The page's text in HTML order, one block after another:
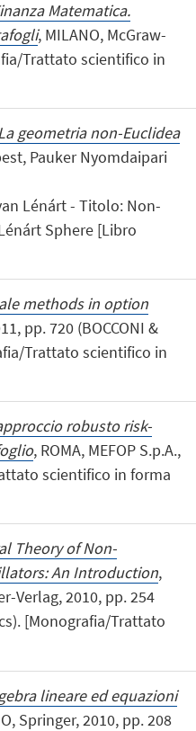
Matematica.
, MILANO, McGraw-
Trattato scientifico in
geometria non-Euclidea
Pauker Nyomdaipari
Lénárt - Titolo: Non-
Sphere [Libro
methods in option
pp. 720 (BOCCONI &
Trattato scientifico in
robusto risk-
, ROMA, MEFOP S.p.A.,
scientifico in forma
Theory of Non-
An Introduction,
Verlag, 2010, pp. 254
[Monografia/Trattato
lineare ed equazioni
Springer, 2010, pp. 208